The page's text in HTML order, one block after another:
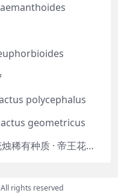
polycephalus
geometricus
天南星观叶指南：绒叶型花烛稀有种质 · 帝王花烛等
rights reserved